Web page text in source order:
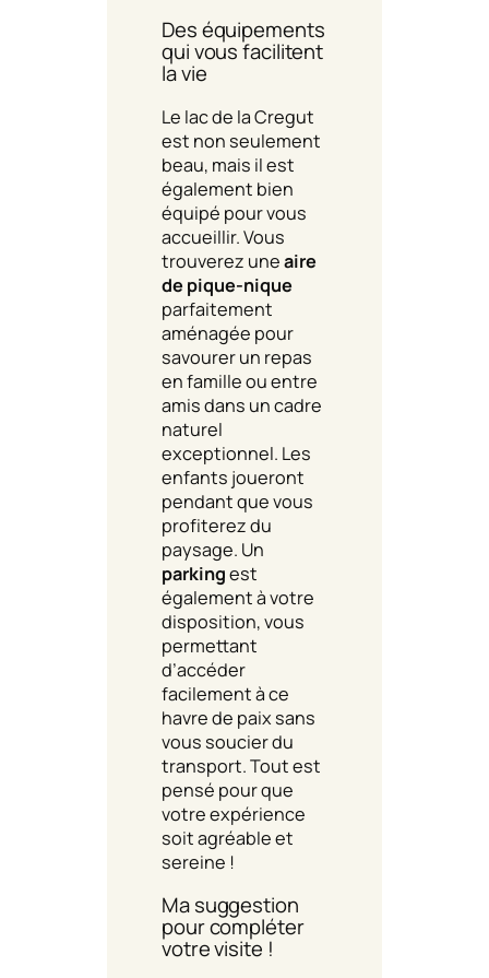
Des équipements
qui vous facilitent
la vie
Le lac de la Cregut
est non seulement
beau, mais il est
également bien
équipé pour vous
accueillir. Vous
trouverez uneaire
de pique-nique
parfaitement
aménagée pour
savourer un repas
en famille ou entre
amis dans un cadre
naturel
exceptionnel. Les
enfants joueront
pendant que vous
profiterez du
paysage. Un
parkingest
également à votre
disposition, vous
permettant
d’accéder
facilement à ce
havre de paix sans
vous soucier du
transport. Tout est
pensé pour que
votre expérience
soit agréable et
sereine !
Ma suggestion
pour compléter
votre visite !